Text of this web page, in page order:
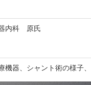
内科 原氏
機器、シャント術の様子